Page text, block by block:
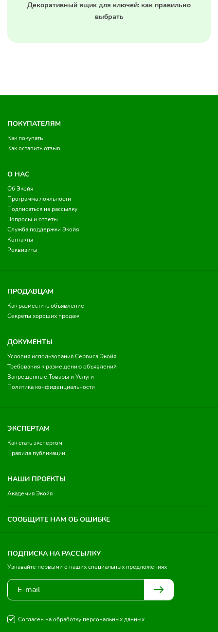
Декоративный ящик для ключей: как правильно
выбрать
ПОКУПАТЕЛЯМ
Как покупать
Как оставить отзыв
О НАС
Об Экойя
Программа лояльности
Подписаться на рассылку
Вопросы и ответы
Служба поддержки Экойя
Контакты
Реквизиты
ПРОДАВЦАМ
Как разместить объявление
Секреты хороших продаж
ДОКУМЕНТЫ
Условия использования Сервиса Экойя
Требования к размещению объявлений
Запрещенные Товары и Услуги
Политика конфиденциальности
ЭКСПЕРТАМ
Как стать экспертом
Правила публикации
НАШИ ПРОЕКТЫ
Академия Экойя
СООБЩИТЕ НАМ ОБ ОШИБКЕ
ПОДПИСКА НА РАССЫЛКУ
Узнавайте первыми о наших специальных предложениях
Согласен на обработку персональных данных